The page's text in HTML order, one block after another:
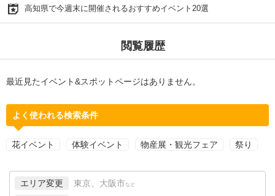
高知県で今週末に開催されるおすすめイベント20選
閲覧履歴
最近見たイベント&スポットページはありません。
よく使われる検索条件
花イベント 体験イベント 物産展・観光フェア 祭り
エリア変更 東京、大阪市 など